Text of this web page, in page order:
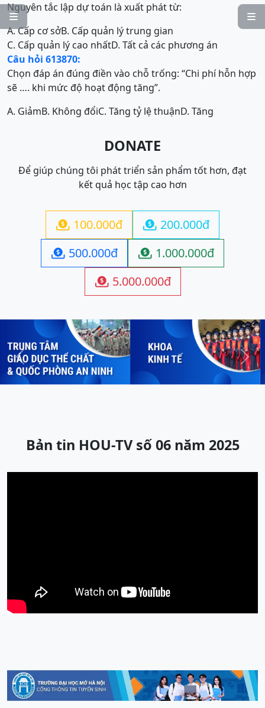


Nguyên tắc lập dự toán là xuất phát từ:
A. Cấp cơ sởB. Cấp quản lý trung gian
C. Cấp quản lý cao nhấtD. Tất cả các phương án
Câu hỏi 613870:
Chọn đáp án đúng điền vào chỗ trống: “Chi phí hỗn hợp
sẽ …. khi mức độ hoạt động tăng”.
A. GiảmB. Không đổiC. Tăng tỷ lệ thuậnD. Tăng
DONATE
Để giúp chúng tôi phát triển sản phẩm tốt hơn, đạt
kết quả học tập cao hơn
 100.000đ  200.000đ
 500.000đ  1.000.000đ
 5.000.000đ
Previous Next
Bản tin HOU-TV số 06 năm 2025